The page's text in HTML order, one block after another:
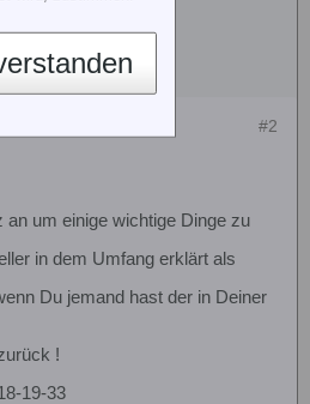
#2
um einige wichtige Dinge zu
in dem Umfang erklärt als
Du jemand hast der in Deiner
!
19-33